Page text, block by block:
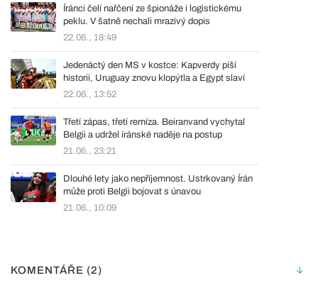
Íránci čelí nařčení ze špionáže i logistickému
peklu. V šatně nechali mrazivý dopis
22.06., 18:49
Jedenáctý den MS v kostce: Kapverdy píší
historii, Uruguay znovu klopýtla a Egypt slaví
22.06., 13:52
Třetí zápas, třetí remíza. Beiranvand vychytal
Belgii a udržel íránské naděje na postup
21.06., 23:21
Dlouhé lety jako nepříjemnost. Ustrkovaný Írán
může proti Belgii bojovat s únavou
21.06., 10:09
KOMENTÁŘE (2)